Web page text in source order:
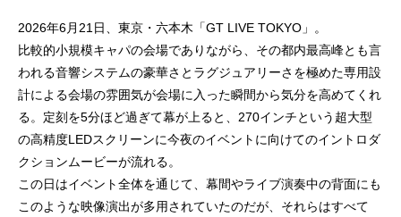
2026年6月21日、東京・六本木「GT LIVE TOKYO」。
比較的小規模キャパの会場でありながら、その都内最高峰とも言
われる音響システムの豪華さとラグジュアリーさを極めた専用設
計による会場の雰囲気が会場に入った瞬間から気分を高めてくれ
る。定刻を5分ほど過ぎて幕が上ると、270インチという超大型
の高精度LEDスクリーンに今夜のイベントに向けてのイントロダ
クションムービーが流れる。
この日はイベント全体を通じて、幕間やライブ演奏中の背面にも
このような映像演出が多用されていたのだが、それらはすべて